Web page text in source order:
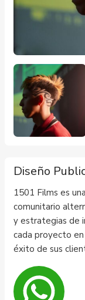
Diseño
1501 Films es
comunitario
y estrategias de
cada proyecto
éxito de sus